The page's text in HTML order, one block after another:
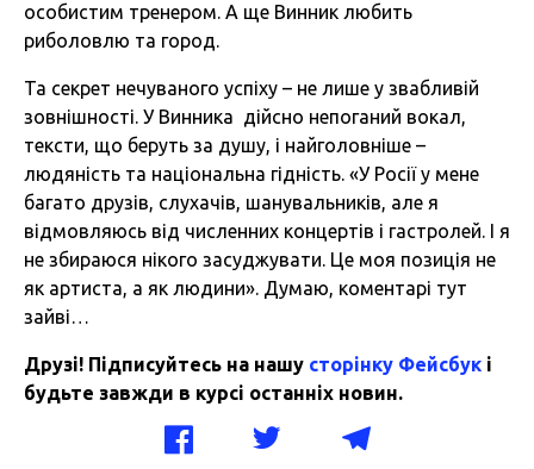
особистим тренером. А ще Винник любить
риболовлю та город.
Та секрет нечуваного успіху – не лише у звабливій
зовнішності. У Винника дійсно непоганий вокал,
тексти, що беруть за душу, і найголовніше –
людяність та національна гідність. «У Росії у мене
багато друзів, слухачів, шанувальників, але я
відмовляюсь від численних концертів і гастролей. І я
не збираюся нікого засуджувати. Це моя позиція не
як артиста, а як людини». Думаю, коментарі тут
зайві…
Друзі! Підписуйтесь на нашу сторінку Фейсбук і
будьте завжди в курсі останніх новин.